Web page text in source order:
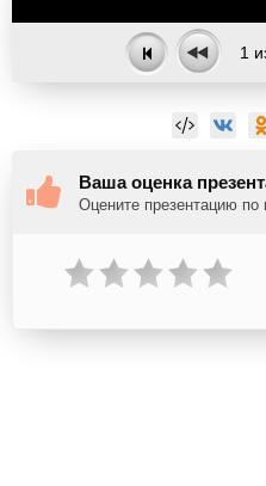
1
Ваша оценка
Оцените презентацию